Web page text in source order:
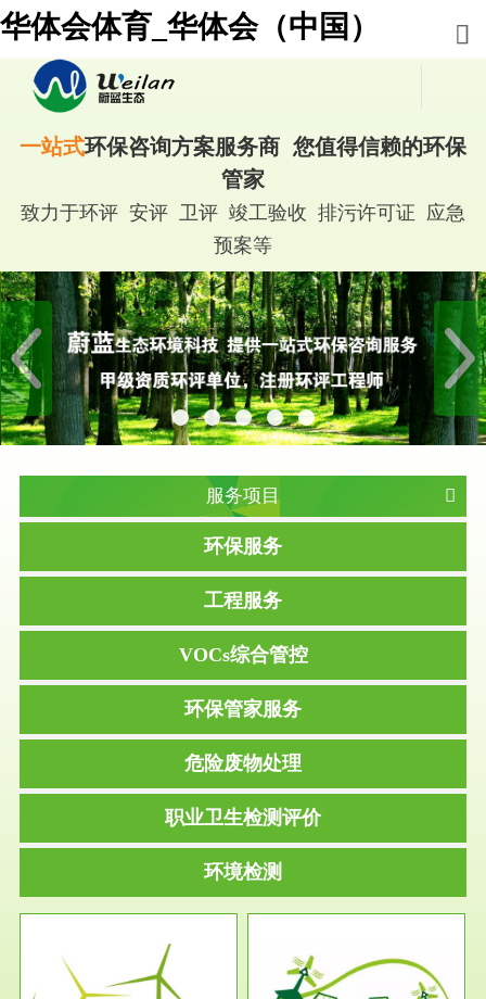
华体会体育_华体会（中国）
一站式环保咨询方案服务商 您值得信赖的环保
管家
致力于环评 安评 卫评 竣工验收 排污许可证 应急
预案等
服务项目
环保服务
工程服务
VOCs综合管控
环保管家服务
危险废物处理
职业卫生检测评价
环境检测
服务范围